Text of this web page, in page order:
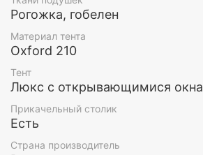
Кровать
Наклон спинки качелей
цепочки. Спинка полностью
превращается в полноценную
разложенном состояние спинка
из 4-х человек может
воздухе друг рядом с другом.
Рогожка, гобелен
Материал тента
Oxford 210
Тент
Люкс с открывающимися
Прикачельный столик
Есть
Страна производитель